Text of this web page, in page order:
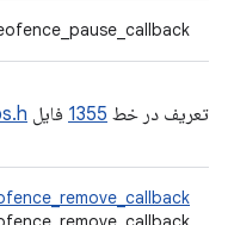
تعریف در خط 1355 فایل